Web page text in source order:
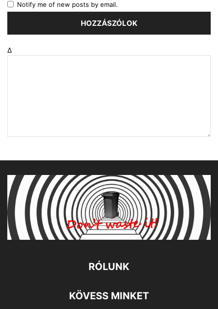
Notify me of new posts by email.
Δ
RÓLUNK
KÖVESS MINKET